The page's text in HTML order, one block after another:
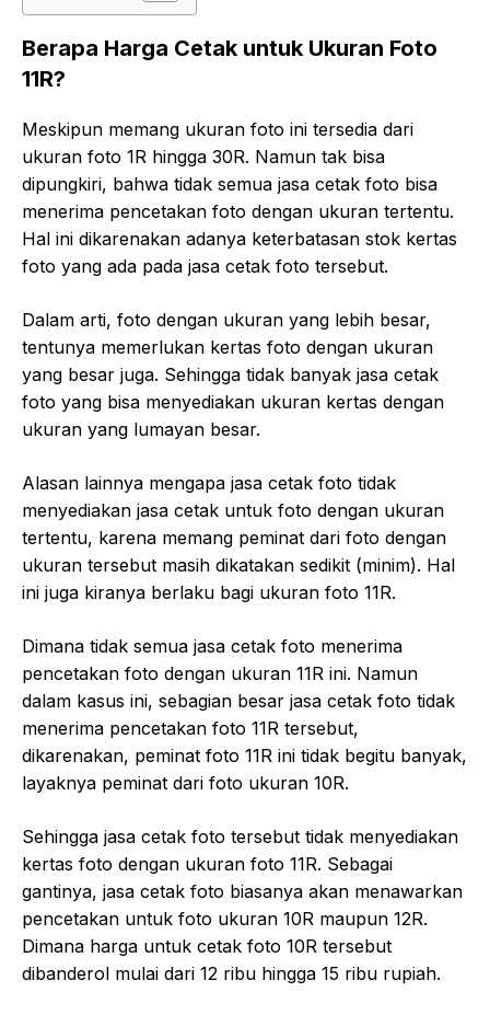
Berapa Harga Cetak untuk Ukuran Foto
11R?
Meskipun memang ukuran foto ini tersedia dari
ukuran foto 1R hingga 30R. Namun tak bisa
dipungkiri, bahwa tidak semua jasa cetak foto bisa
menerima pencetakan foto dengan ukuran tertentu.
Hal ini dikarenakan adanya keterbatasan stok kertas
foto yang ada pada jasa cetak foto tersebut.
Dalam arti, foto dengan ukuran yang lebih besar,
tentunya memerlukan kertas foto dengan ukuran
yang besar juga. Sehingga tidak banyak jasa cetak
foto yang bisa menyediakan ukuran kertas dengan
ukuran yang lumayan besar.
Alasan lainnya mengapa jasa cetak foto tidak
menyediakan jasa cetak untuk foto dengan ukuran
tertentu, karena memang peminat dari foto dengan
ukuran tersebut masih dikatakan sedikit (minim). Hal
ini juga kiranya berlaku bagi ukuran foto 11R.
Dimana tidak semua jasa cetak foto menerima
pencetakan foto dengan ukuran 11R ini. Namun
dalam kasus ini, sebagian besar jasa cetak foto tidak
menerima pencetakan foto 11R tersebut,
dikarenakan, peminat foto 11R ini tidak begitu banyak,
layaknya peminat dari foto ukuran 10R.
Sehingga jasa cetak foto tersebut tidak menyediakan
kertas foto dengan ukuran foto 11R. Sebagai
gantinya, jasa cetak foto biasanya akan menawarkan
pencetakan untuk foto ukuran 10R maupun 12R.
Dimana harga untuk cetak foto 10R tersebut
dibanderol mulai dari 12 ribu hingga 15 ribu rupiah.